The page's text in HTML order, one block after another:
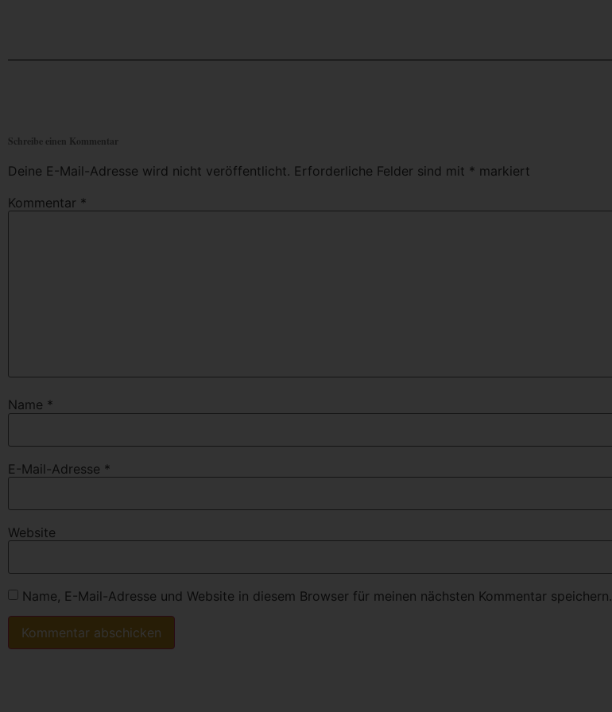
Schreibe einen Kommentar
Deine E-Mail-Adresse wird nicht veröffentlicht. Erforderliche Felder sind mit * markiert
Kommentar *
Name *
E-Mail-Adresse *
Website
Name, E-Mail-Adresse und Website in diesem Browser für meinen nächsten Kommentar speichern.